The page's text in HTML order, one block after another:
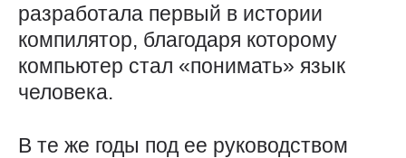
разработала первый в истории
компилятор, благодаря которому
компьютер стал «понимать» язык
человека.
В те же годы под ее руководством